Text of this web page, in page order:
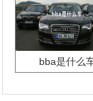
bba是什么